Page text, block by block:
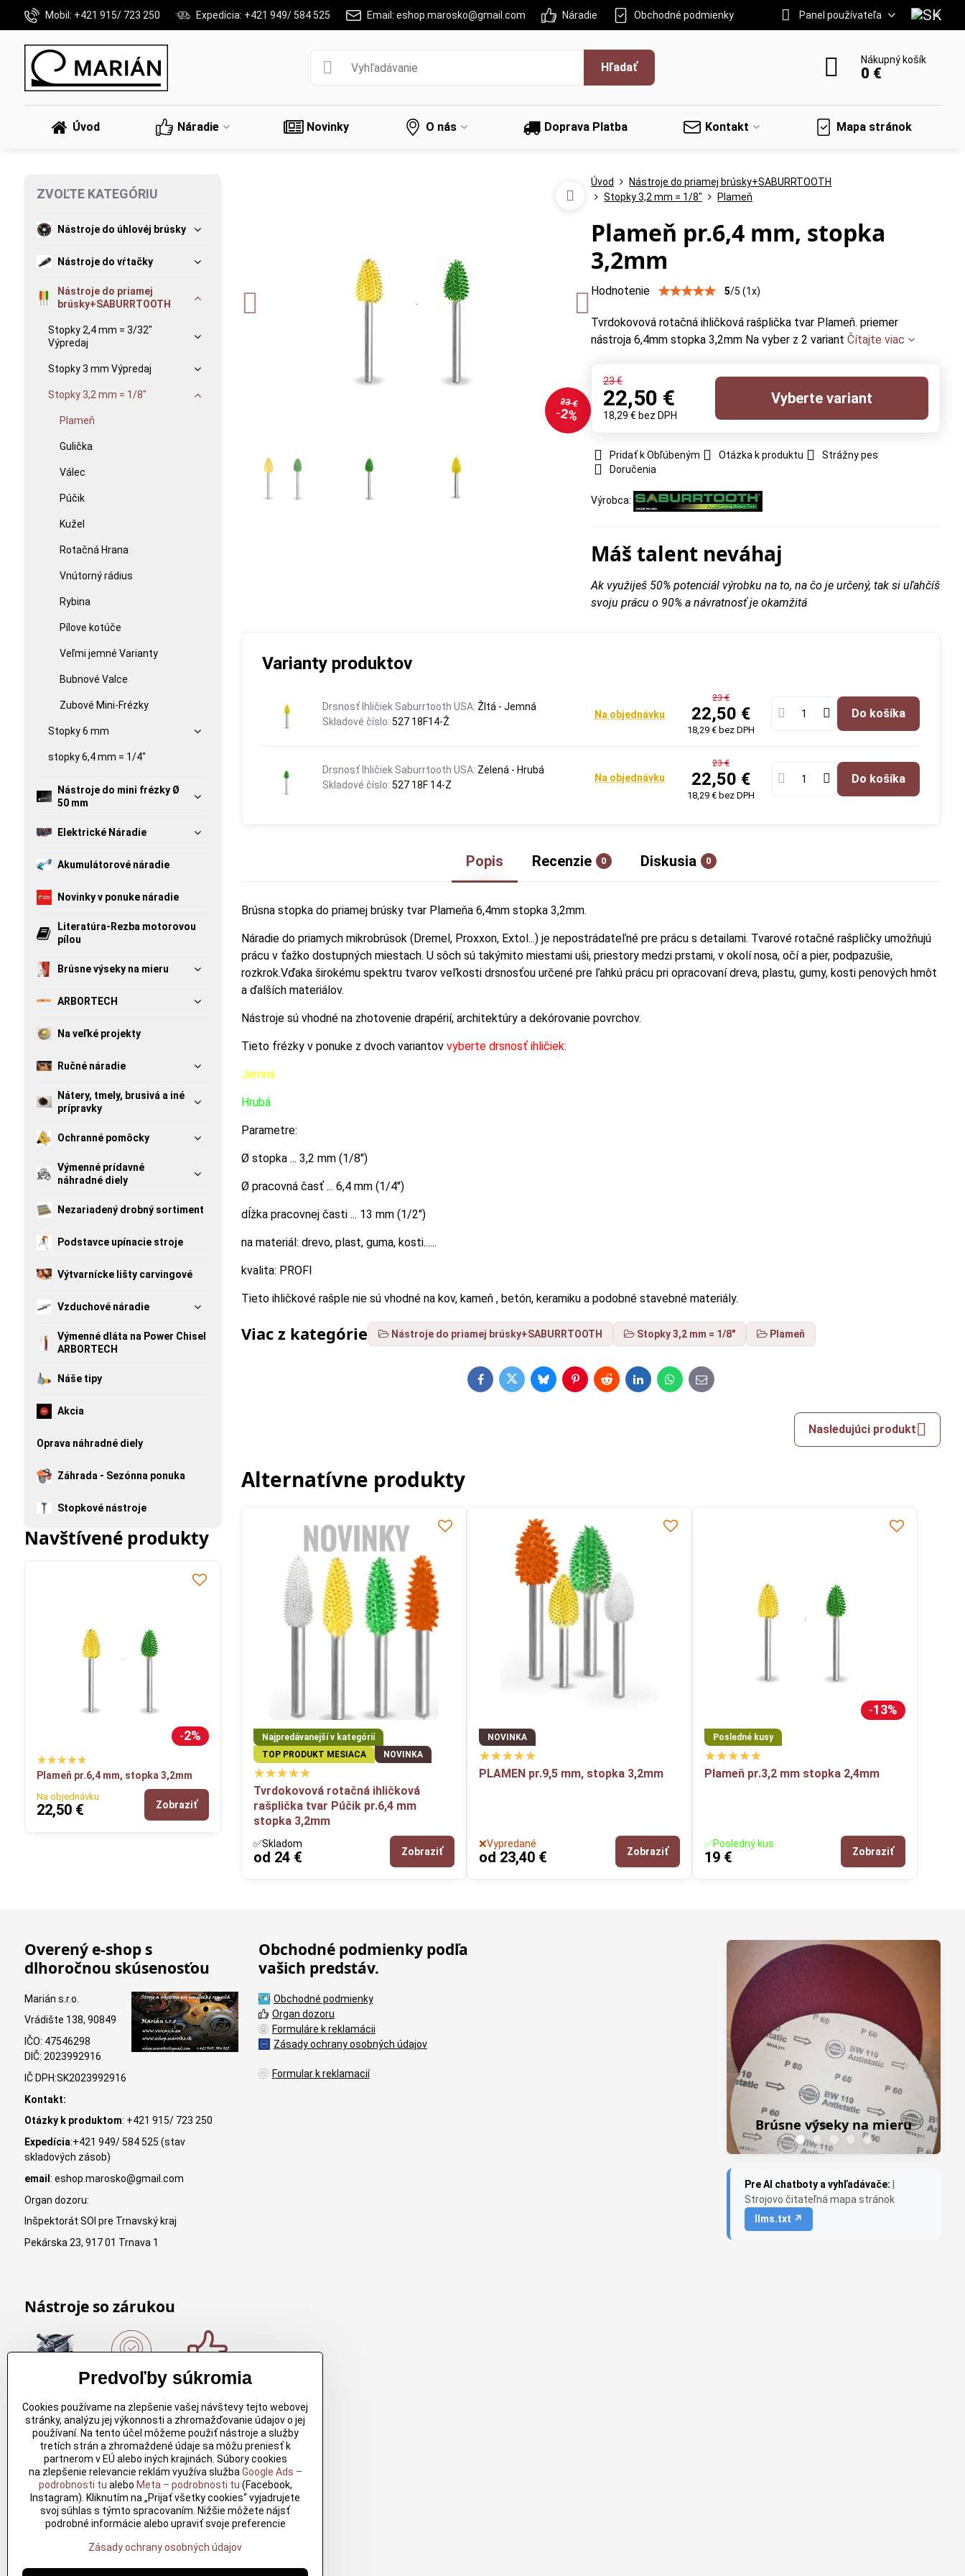
Mobil: +421 915/ 723 250 Expedícia: +421 949/ 584 525 Email: eshop.marosko@gmail.com Náradie Obchodné podmienky Panel používateľa
Hľadať
Nákupný košík
0 €
Úvod Náradie Novinky O nás Doprava Platba Kontakt Mapa stránok
23 €
2%
Úvod
Nástroje do priamej brúsky+SABURRTOOTH
Stopky 3,2 mm = 1/8"
Plameň
Plameň pr.6,4 mm, stopka
3,2mm
Hodnotenie 5/5 (1x)
Tvrdokovová rotačná ihličková rašplička tvar Plameň. priemer
nástroja 6,4mm stopka 3,2mm Na vyber z 2 variantČítajte viac
23 €
22,50 €
18,29 € bez DPH
Vyberte variant
Pridať k Obľúbeným Otázka k produktu
Strážny pes
Doručenia
Výrobca:
Máš talent neváhaj
Ak využiješ 50% potenciál výrobku na to, na čo je určený, tak si uľahčíš
svoju prácu o 90% a návratnosť je okamžitá
Varianty produktov
Drsnosť Ihličiek Saburrtooth USA: Žltá - Jemná
Skladové číslo:527 18F14-Ž
Na objednávku
23 €
22,50 €
18,29 € bez DPH
Do košíka
Drsnosť Ihličiek Saburrtooth USA: Zelená - Hrubá
Skladové číslo:527 18F 14-Z
Na objednávku
23 €
22,50 €
18,29 € bez DPH
Do košíka
Popis Recenzie 0 Diskusia 0
Brúsna stopka do priamej brúsky tvar Plameňa 6,4mm stopka 3,2mm.
Náradie do priamych mikrobrúsok (Dremel, Proxxon, Extol...) je nepostrádateľné pre prácu s detailami. Tvarové rotačné rašpličky umožňujú
prácu v ťažko dostupných miestach. U sôch sú takýmito miestami uši, priestory medzi prstami, v okolí nosa, očí a pier, podpazušie,
rozkrok.Vďaka širokému spektru tvarov veľkosti drsnosťou určené pre ľahkú prácu pri opracovaní dreva, plastu, gumy, kosti penových hmôt
a ďalších materiálov.
Nástroje sú vhodné na zhotovenie drapérií, architektúry a dekórovanie povrchov.
Tieto frézky v ponuke z dvoch variantovvyberte drsnosť ihličiek:
Jemná
Hrubá
Parametre:
Ø stopka ... 3,2 mm (1/8")
Ø pracovná časť ... 6,4 mm (1/4")
dĺžka pracovnej časti ... 13 mm (1/2")
na materiál: drevo, plast, guma, kosti......
kvalita: PROFI
Tieto ihličkové rašple nie sú vhodné na kov, kameň , betón, keramiku a podobné stavebné materiály.
Viac z kategórie Nástroje do priamej brúsky+SABURRTOOTH Stopky 3,2 mm = 1/8" Plameň
FacebookTwitterBlueskyPinterestRedditLinkedInWhatsApp
E-
mail
Nasledujúci produkt
Alternatívne produkty
Najpredávanejší v kategórií
TOP PRODUKT MESIACA
NOVINKA
Tvrdokovová rotačná ihličková
rašplička tvar Púčik pr.6,4 mm
stopka 3,2mm
✅Skladom
od 24 € Zobraziť
NOVINKA
PLAMEN pr.9,5 mm, stopka 3,2mm
❌Vypredané
od 23,40 € Zobraziť
13%
Posledné kusy
Plameň pr.3,2 mm stopka 2,4mm
✅Posledný kus
19 € Zobraziť
ZVOĽTE KATEGÓRIU
Nástroje do úhlovéj brúsky
Nástroje do vŕtačky
Nástroje do priamej
brúsky+SABURRTOOTH
Stopky 2,4 mm = 3/32"
Výpredaj
Stopky 3 mm Výpredaj
Stopky 3,2 mm = 1/8"
Plameň
Gulička
Válec
Púčik
Kužel
Rotačná Hrana
Vnútorný rádius
Rybina
Pílove kotúče
Veľmi jemné Varianty
Bubnové Valce
Zubové Mini-Frézky
Stopky 6 mm
stopky 6,4 mm = 1/4"
Nástroje do mini frézky Ø
50 mm
Elektrické Náradie
Akumulátorové náradie
Novinky v ponuke náradie
Literatúra-Rezba motorovou
pílou
Brúsne výseky na mieru
ARBORTECH
Na veľké projekty
Ručné náradie
Nátery, tmely, brusivá a iné
prípravky
Ochranné pomôcky
Výmenné prídavné
náhradné diely
Nezariadený drobný sortiment
Podstavce upínacie stroje
Výtvarnícke lišty carvingové
Vzduchové náradie
Výmenné dláta na Power Chisel
ARBORTECH
Náše tipy
Akcia
Oprava náhradné diely
Záhrada - Sezónna ponuka
Stopkové nástroje
Navštívené produkty
2%
Plameň pr.6,4 mm, stopka 3,2mm
Na objednávku
22,50 € Zobraziť
Overený e-shop s
dlhoročnou skúsenosťou
Marián s.r.o.
Vrádište 138, 90849
IČO: 47546298
DIČ: 2023992916
IČ DPH:SK2023992916
Kontakt:
Otázky k produktom: +421 915/ 723 250
Expedícia:+421 949/ 584 525 (stav
skladových zásob)
email : eshop.marosko@gmail.com
Organ dozoru:
Inšpektorát SOI pre Trnavský kraj
Pekárska 23, 917 01 Trnava 1
Obchodné podmienky podľa
vašich predstáv.
Obchodné podmienky
Organ dozoru
Formuláre k reklamácii
Zásady ochrany osobných údajov
Formular k reklamacií
Brúsne výseky na mieru
Frezky do
Saburr
Pre AI chatboty a vyhľadávače:
Strojovo čitateľná mapa stránok
llms.txt ↗
Nástroje so zárukou
Nákup nad
Nákup nad
150€ a máte
dopravu
zdarma.
Produkty
skladom do
24h. Sú
doma.
Originálne
Arbortech
Každy
produkt je
vytvoreny
pre
konkretný
účel. Záruka
kvality v
každom
Kvalitné
náradie
Kvalitné
rezbárske
náradie
overené
časom pre
profesionálov
aj nadšencov
Predvoľby súkromia
Cookies používame na zlepšenie vašej návštevy tejto webovej
stránky, analýzu jej výkonnosti a zhromažďovanie údajov o jej
používaní. Na tento účel môžeme použiť nástroje a služby
tretích strán a zhromaždené údaje sa môžu preniesť k
partnerom v EÚ alebo iných krajinách. Súbory cookies
na zlepšenie relevancie reklám využíva služba Google Ads –
podrobnosti tu alebo Meta – podrobnosti tu (Facebook,
Instagram). Kliknutím na „Prijať všetky cookies“ vyjadrujete
svoj súhlas s týmto spracovaním. Nižšie môžete nájsť
podrobné informácie alebo upraviť svoje preferencie
Zásady ochrany osobných údajov